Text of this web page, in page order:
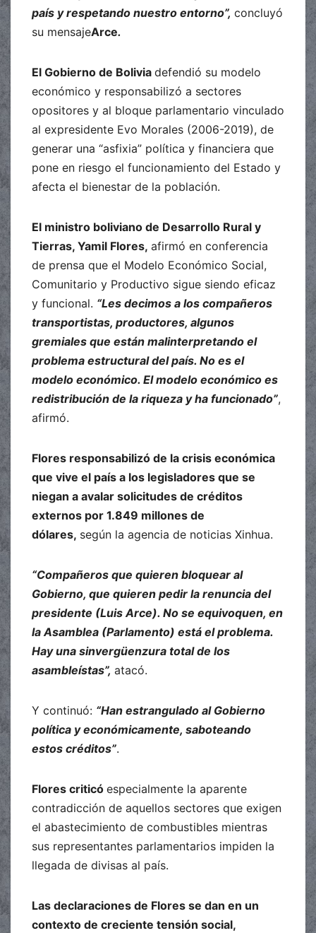
país y respetando nuestro entorno”, concluyó
su mensajeArce.
El Gobierno de Bolivia defendió su modelo
económico y responsabilizó a sectores
opositores y al bloque parlamentario vinculado
al expresidente Evo Morales (2006-2019), de
generar una “asfixia” política y financiera que
pone en riesgo el funcionamiento del Estado y
afecta el bienestar de la población.
El ministro boliviano de Desarrollo Rural y
Tierras, Yamil Flores, afirmó en conferencia
de prensa que el Modelo Económico Social,
Comunitario y Productivo sigue siendo eficaz
y funcional. “Les decimos a los compañeros
transportistas, productores, algunos
gremiales que están malinterpretando el
problema estructural del país. No es el
modelo económico. El modelo económico es
redistribución de la riqueza y ha funcionado”,
afirmó.
Flores responsabilizó de la crisis económica
que vive el país a los legisladores que se
niegan a avalar solicitudes de créditos
externos por 1.849 millones de
dólares, según la agencia de noticias Xinhua.
“Compañeros que quieren bloquear al
Gobierno, que quieren pedir la renuncia del
presidente (Luis Arce). No se equivoquen, en
la Asamblea (Parlamento) está el problema.
Hay una sinvergüenzura total de los
asambleístas”, atacó.
Y continuó: “Han estrangulado al Gobierno
política y económicamente, saboteando
estos créditos”.
Flores criticó especialmente la aparente
contradicción de aquellos sectores que exigen
el abastecimiento de combustibles mientras
sus representantes parlamentarios impiden la
llegada de divisas al país.
Las declaraciones de Flores se dan en un
contexto de creciente tensión social,